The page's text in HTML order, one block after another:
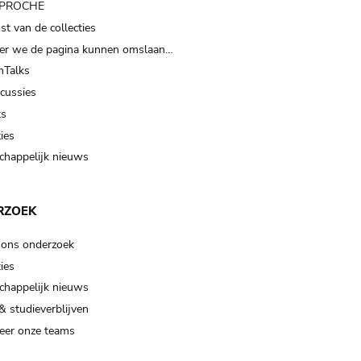
van de collecties
we de pagina kunnen omslaan…
nieuws
onderzoek
nieuws
studieverblijven
onze teams